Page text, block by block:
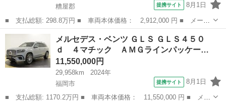
糟屋郡
提携サイト 8月1日
■ 支払総額: 298.8万円 ■ 車両本体価格： 2,912,000 円 ■ メーカ
ー名： メルセデス・ベンツ ■ 車種名： Ｅクラス ■ グレード
名： Ｅ２２０ｄ アバンギャルド ＡＭＧライン Ｒ３．Ｒ４．Ｒ
６．Ｒ７デ...
福岡 Ｅクラス
メルセデス・ベンツ ＧＬＳ ＧＬＳ４５０
ｄ ４マチック ＡＭＧラインパッケー…
11,550,000円
29,958km
2024年
福岡市
提携サイト 8月1日
■ 支払総額: 1170.2万円 ■ 車両本体価格： 11,550,000 円 ■ メー